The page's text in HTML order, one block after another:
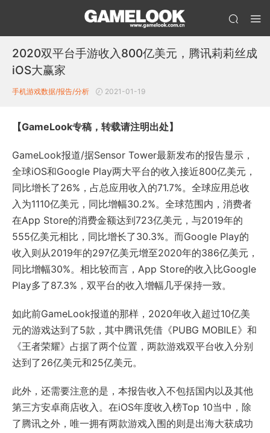
2020双平台手游收入800亿美元，腾讯莉莉丝成
iOS大赢家
手机游戏数据/报告/分析 2021-01-19
【GameLook专稿，转载请注明出处】
GameLook报道/据Sensor Tower最新发布的报告显示，
全球iOS和Google Play两大平台的收入接近800亿美元，
同比增长了26%，占总应用收入的71.7%。全球应用总收
入为1110亿美元，同比增幅30.2%。全球范围内，消费者
在App Store的消费金额达到723亿美元，与2019年的
555亿美元相比，同比增长了30.3%。而Google Play的
收入则从2019年的297亿美元增至2020年的386亿美元，
同比增幅30%。相比较而言，App Store的收入比Google
Play多了87.3%，双平台的收入增幅几乎保持一致。
如此前GameLook报道的那样，2020年收入超过10亿美
元的游戏达到了5款，其中腾讯凭借《PUBG MOBILE》和
《王者荣耀》占据了两个位置，两款游戏双平台收入分别
达到了26亿美元和25亿美元。
此外，还需要注意的是，本报告收入不包括国内以及其他
第三方安卓商店收入。在iOS年度收入榜Top 10当中，除
了腾讯之外，唯一拥有两款游戏入围的则是出海大获成功